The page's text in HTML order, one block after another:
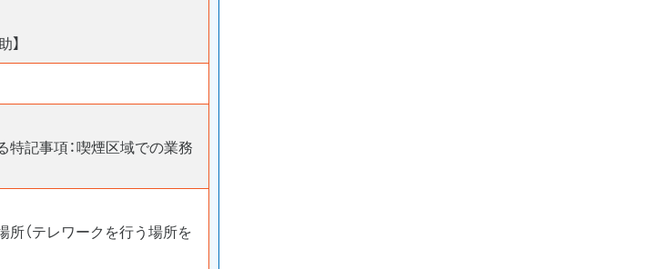
】
記事項：喫煙区域での業務
所（テレワークを行う場所を